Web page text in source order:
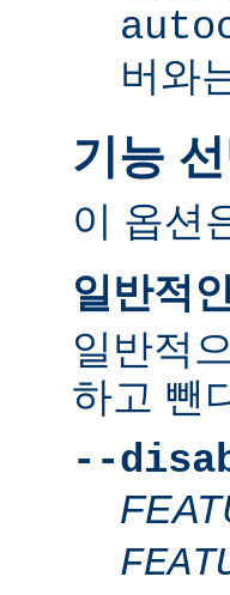
버와
기능
이 옵션
일반적
일반적
하고 뺀
--